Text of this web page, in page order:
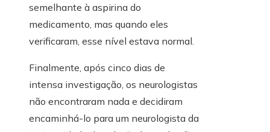
semelhante à aspirina do
medicamento, mas quando eles
verificaram, esse nível estava normal.
Finalmente, após cinco dias de
intensa investigação, os neurologistas
não encontraram nada e decidiram
encaminhá-lo para um neurologista da